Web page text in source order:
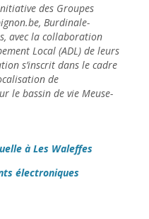
des Groupes
Burdinale-
avec la collaboration
Local (ADL) de leurs
s’inscrit dans le cadre
de
le bassin de vie Meuse-
à Les Waleffes
électroniques